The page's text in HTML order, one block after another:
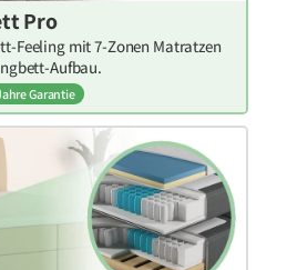
Pro
Feeling mit 7-Zonen Matratzen
Aufbau.
Garantie